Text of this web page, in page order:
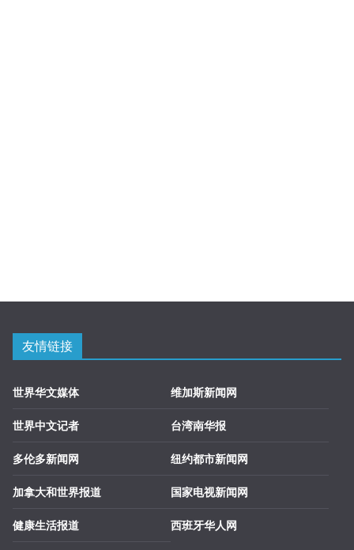
友情链接
世界华文媒体
世界中文记者
多伦多新闻网
加拿大和世界报道
健康生活报道
维加斯新闻网
台湾南华报
纽约都市新闻网
国家电视新闻网
西班牙华人网